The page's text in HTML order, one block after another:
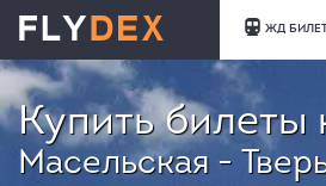
ЖД
Купить билеты
Масельская -